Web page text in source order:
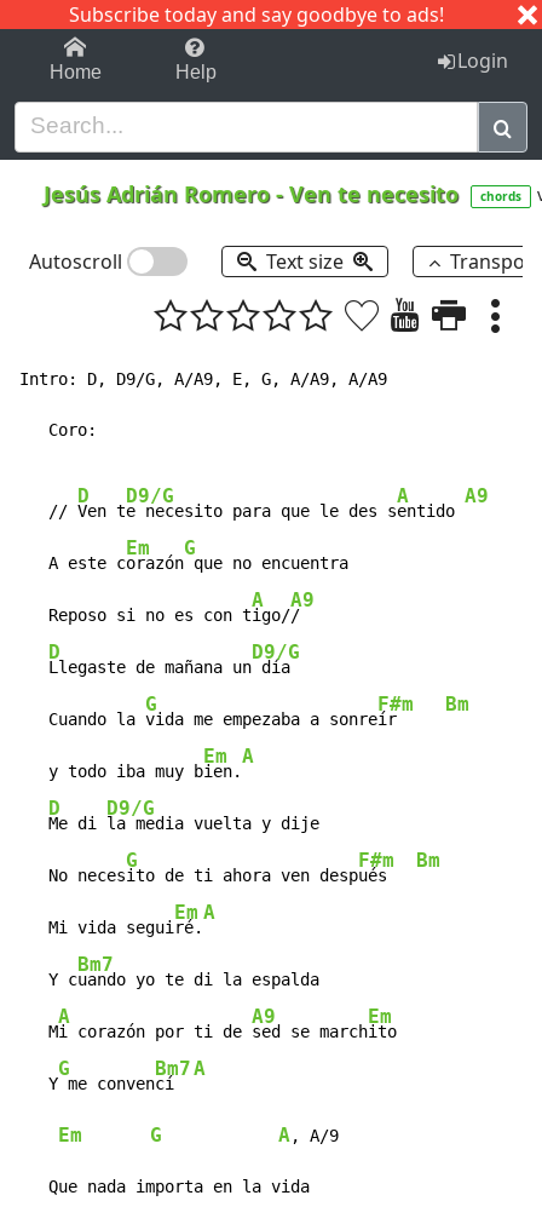
Subscribe today and say goodbye to ads!
1-9 C I J
Home Help Login
Jesús Adrián Romero-Ven te necesito chords
Autoscroll Text size
Intro: D, D9/G, A/A9, E, G, A/A9, A/A9
   Coro:
   //
D
Ven t
D9/G
e necesito para que le des s
A
entido
A9
   A este c
Em
orazón
G
que no encuentra
   Reposo si no es con t
A
igo/
A9
/
D
Llegaste de mañana un
D9/G
día
   Cuando la
G
vida me empezaba a sonre
F#m
ír
Bm
   y todo iba muy b
Em
ien.
A
D
Me di
D9/G
la media vuelta y dije
   No neces
G
ito de ti ahora ven desp
F#m
ués
Bm
   Mi vida segui
Em
ré.
A
   Y c
Bm7
uando yo te di la espalda
   M
A
i corazón por ti de
A9
sed se march
Em
ito
   Y
G
me conven
Bm7
cí
A
Em G A, A/9
   Que nada importa en la vida